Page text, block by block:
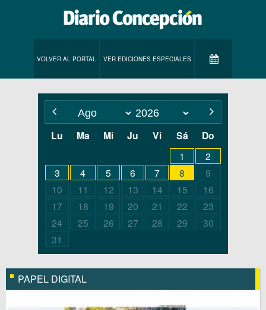
VOLVER AL PORTAL VER EDICIONES ESPECIALES
Lu Ma Mi Ju Vi Sá Do
1
2
3
4 5 6 7 8
9
10
11 12 13 14 15
16
17
18 19 20 21 22
23
24
25 26 27 28 29
30
31
PAPEL DIGITAL